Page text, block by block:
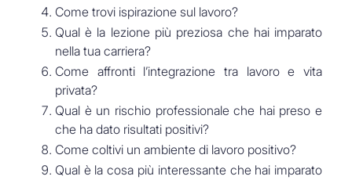
Come trovi ispirazione sul lavoro?
Qual è la lezione più preziosa che hai imparato
nella tua carriera?
Come affronti l’integrazione tra lavoro e vita
privata?
Qual è un rischio professionale che hai preso e
che ha dato risultati positivi?
Come coltivi un ambiente di lavoro positivo?
Qual è la cosa più interessante che hai imparato